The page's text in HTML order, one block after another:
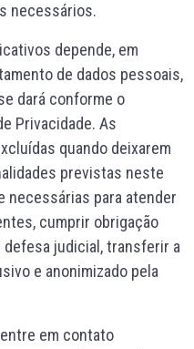
necessários.
depende, em
de dados pessoais,
dará conforme o
Privacidade. As
quando deixarem
previstas neste
necessárias para atender
cumprir obrigação
defesa judicial, transferir a
e anonimizado pela
em contato